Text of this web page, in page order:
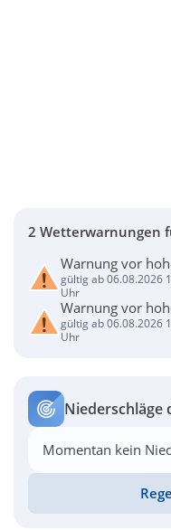
2 Wetterwarnungen
Warnung vor
gültig ab 06.08.2026
Uhr
Warnung vor
gültig ab 06.08.2026
Uhr
Niederschläge
Momentan kein